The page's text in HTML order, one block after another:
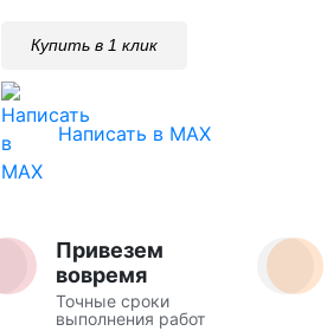
Купить в 1 клик
Написать в MAX
Привезем
вовремя
Точные сроки
выполнения работ